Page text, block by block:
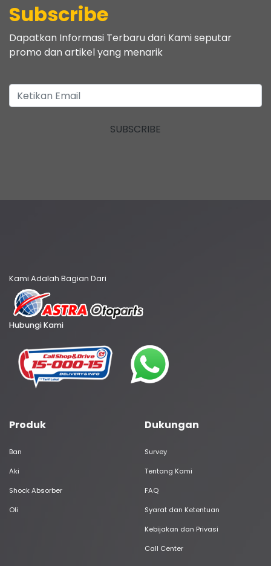
Subscribe
Dapatkan Informasi Terbaru dari Kami seputar
promo dan artikel yang menarik
SUBSCRIBE
Kami Adalah Bagian Dari
Hubungi Kami
Produk
Ban
Aki
Shock Absorber
Oli
Dukungan
Survey
Tentang Kami
FAQ
Syarat dan Ketentuan
Kebijakan dan Privasi
Call Center